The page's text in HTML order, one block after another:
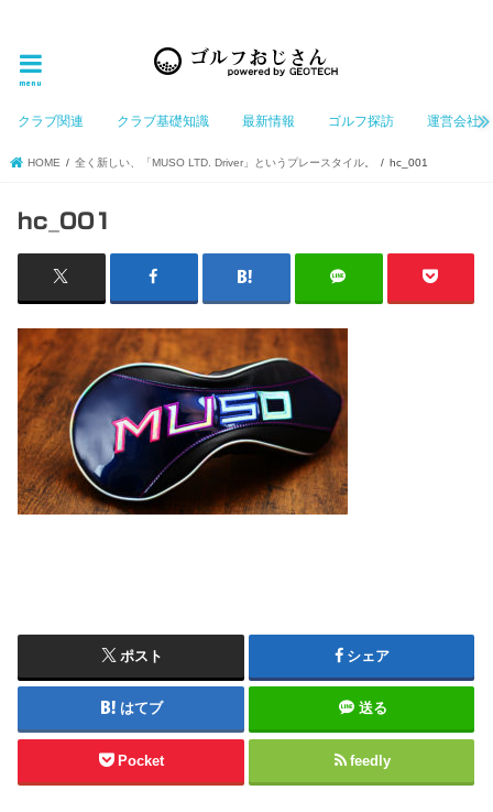
menu
クラブ関連 クラブ基礎知識 最新情報 ゴルフ探訪 運営会社
HOME 全く新しい、「MUSO LTD. Driver」というプレースタイル。 hc_001
hc_001
ポスト シェア
はてブ 送る
Pocket feedly